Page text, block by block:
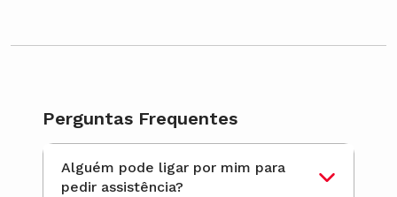
Perguntas Frequentes
Alguém pode ligar por mim para
pedir assistência?